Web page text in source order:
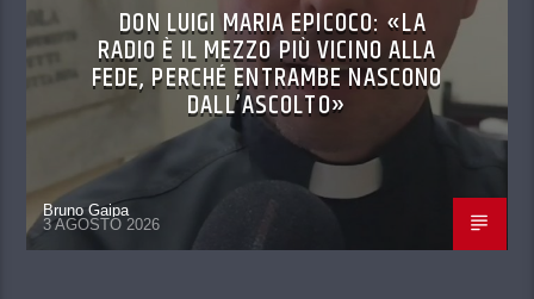
DON LUIGI MARIA EPICOCO: «LA
RADIO È IL MEZZO PIÙ VICINO ALLA
FEDE, PERCHÉ ENTRAMBE NASCONO
DALL’ASCOLTO»
Bruno Gaipa
3 AGOSTO 2026